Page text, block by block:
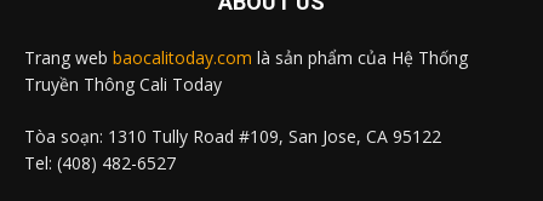
Trang web baocalitoday.com là sản phẩm của Hệ Thống
Truyền Thông Cali Today
Tòa soạn: 1310 Tully Road #109, San Jose, CA 95122
Tel: (408) 482-6527